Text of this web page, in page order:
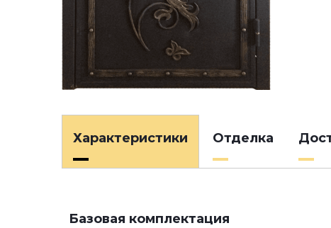
Характеристики Отделка
Базовая комплектация